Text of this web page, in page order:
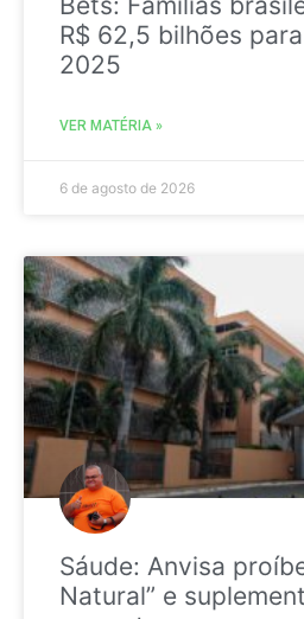
R$ 62,5 bilhões
2025
VER MATÉRIA »
6 de agosto de 2026
Sáude: Anvisa
Natural” e